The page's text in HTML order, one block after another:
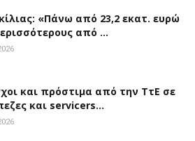
«Πάνω από 23,2 εκατ. ευρώ
από …
και πρόστιμα από την ΤτΕ σε
και servicers…